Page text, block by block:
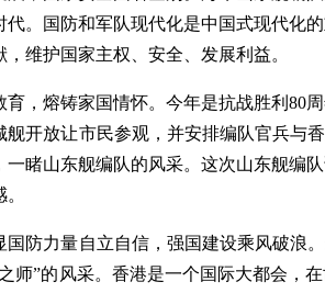
。国防和军队现代化是中国式现代化
维护国家主权、安全、发展利益。
，熔铸家国情怀。今年是抗战胜利
开放让市民参观，并安排编队官兵与
睹山东舰编队的风采。这次山东舰编
防力量自立自信，强国建设乘风破浪
师”的风采。香港是一个国际大都会